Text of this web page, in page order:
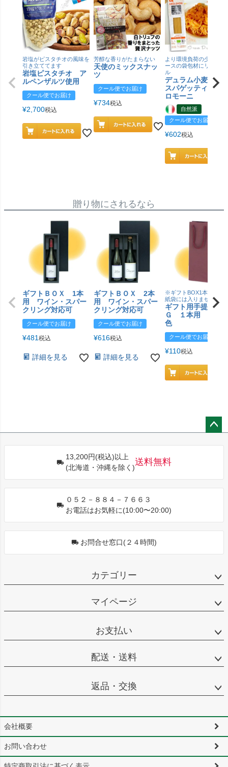
岩塩がピスタチオの風味を
引き立ててます
岩塩ピスタチオ ア
ルペンザルツ使用
クール便でお届け
¥2,700税込
芳醇な香りがたまらない
天使のミックスナッ
ツ
クール便でお届け
¥734税込
より環境負荷の少ない紙
ースの袋包材にリニュー
ル
デュラム小麦 有
スパゲッティ／ジ
ロモーニ
自然派
クール便でお届け
¥602税込
贈り物にされるなら
ギフトＢＯＸ 1本
用 ワイン・スパー
クリング対応可
クール便でお届け
¥481 税込
詳細を見る
ギフトＢＯＸ 2本
用 ワイン・スパー
クリング対応可
クール便でお届け
¥616税込
詳細を見る
※ギフトBOX1本用はこ
紙袋には入りません
ギフト用手提げＢ
Ｇ １本用 エン
色
クール便でお届け
¥110税込
13,200円(税込)以上
(北海道・沖縄を除く)
送料無料
０５２－８８４－７６６３
お電話はお気軽に(10:00〜20:00)
お問合せ窓口(２４時間)
カテゴリー
マイページ
お支払い
配送・送料
返品・交換
会社概要
お問い合わせ